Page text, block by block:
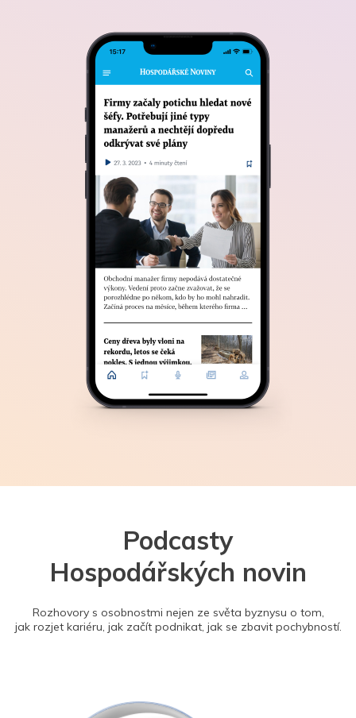
Podcasty
Hospodářských novin
Rozhovory s osobnostmi nejen ze světa byznysu o tom,
jak rozjet kariéru, jak začít podnikat, jak se zbavit pochybností.